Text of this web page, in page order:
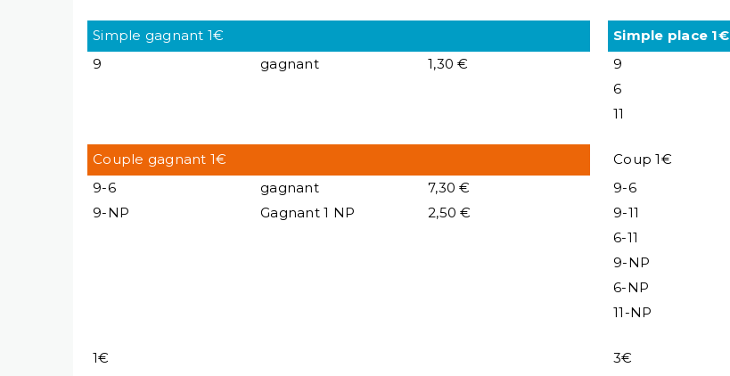
Simple gagnant 1€
9
gagnant 1,30 €
Simple place 1€
9
6
11
Couple gagnant 1€
9-6
gagnant
7,30 €
9-NP
Gagnant 1 NP 2,50 €
Coup 1€
9-6
9-11
6-11
9-NP
6-NP
11-NP
1€
3€